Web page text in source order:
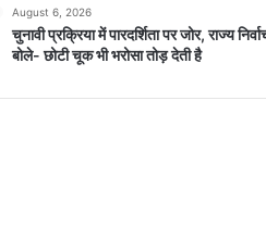
August 6, 2026
चुनावी प्रक्रिया में पारदर्शिता पर जोर, राज्य
बोले- छोटी चूक भी भरोसा तोड़ देती है